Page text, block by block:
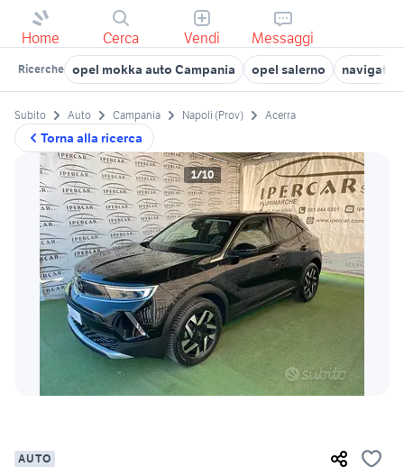
Home Cerca Vendi Messaggi
Ricerche opel mokka auto Campania opel salerno
Torna alla ricerca
Subito Auto Campania Napoli (Prov) Acerra
1/10
AUTO